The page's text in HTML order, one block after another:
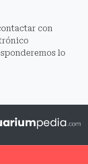
con
lo